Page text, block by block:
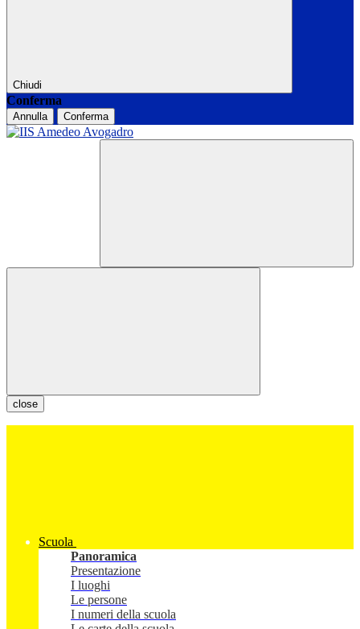
Chiudi
Conferma
Annulla Conferma
close
Scuola
Panoramica
Presentazione
I luoghi
Le persone
I numeri della scuola